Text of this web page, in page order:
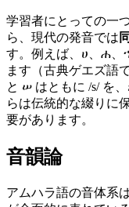
学習者にとっての一
ら、現代の発音では
す。例えば、ሀ、ሐ、
ます（古典ゲエズ語
と ሠ はともに /s/ を
らは伝統的な綴りに
要があります。
音韻論
アムハラ語の音体系